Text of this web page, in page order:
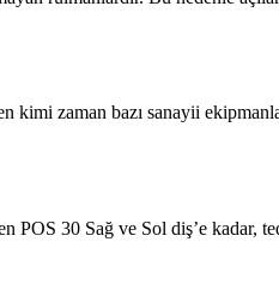
zaman bazı sanayii
POS 30 Sağ ve Sol diş’e kadar,